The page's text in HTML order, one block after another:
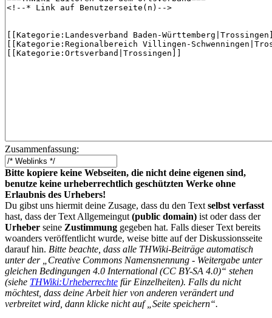
Zusammenfassung:
Bitte kopiere keine Webseiten, die nicht deine eigenen sind,
benutze keine urheberrechtlich geschützten Werke ohne
Erlaubnis des Urhebers!
Du gibst uns hiermit deine Zusage, dass du den Text selbst verfasst
hast, dass der Text Allgemeingut (public domain) ist oder dass der
Urheber seine Zustimmung gegeben hat. Falls dieser Text bereits
woanders veröffentlicht wurde, weise bitte auf der Diskussionsseite
darauf hin. Bitte beachte, dass alle THWiki-Beiträge automatisch
unter der „Creative Commons Namensnennung - Weitergabe unter
gleichen Bedingungen 4.0 International (CC BY-SA 4.0)“ stehen
(siehe THWiki:Urheberrechte für Einzelheiten). Falls du nicht
möchtest, dass deine Arbeit hier von anderen verändert und
verbreitet wird, dann klicke nicht auf „Seite speichern“.